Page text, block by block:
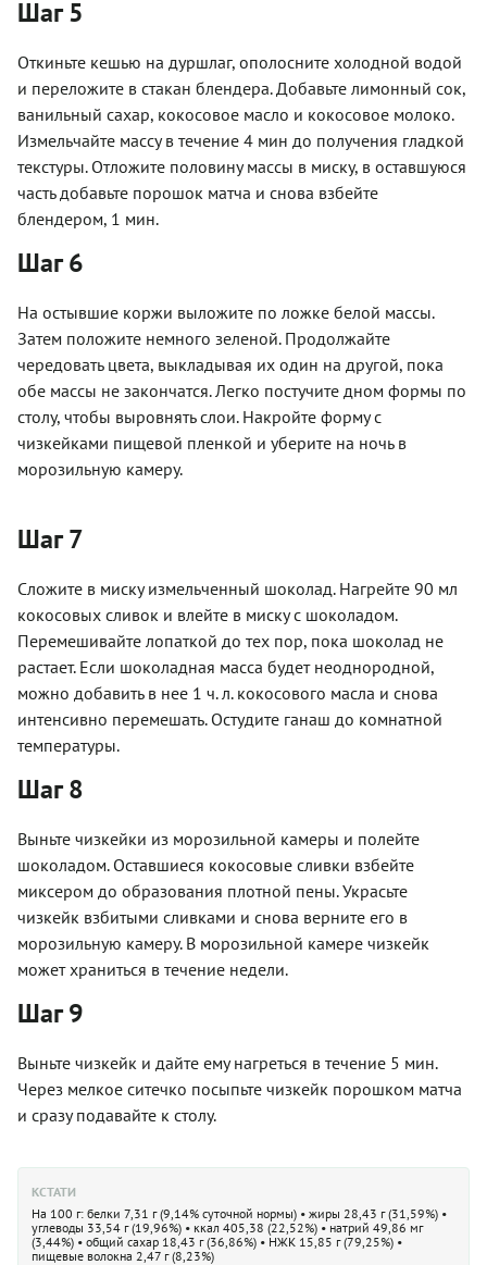
Шаг 5
Откиньте кешью на дуршлаг, ополосните холодной водой
и переложите в стакан блендера. Добавьте лимонный сок,
ванильный сахар, кокосовое масло и кокосовое молоко.
Измельчайте массу в течение 4 мин до получения гладкой
текстуры. Отложите половину массы в миску, в оставшуюся
часть добавьте порошок матча и снова взбейте
блендером, 1 мин.
Шаг 6
На остывшие коржи выложите по ложке белой массы.
Затем положите немного зеленой. Продолжайте
чередовать цвета, выкладывая их один на другой, пока
обе массы не закончатся. Легко постучите дном формы по
столу, чтобы выровнять слои. Накройте форму с
чизкейками пищевой пленкой и уберите на ночь в
морозильную камеру.
Шаг 7
Сложите в миску измельченный шоколад. Нагрейте 90 мл
кокосовых сливок и влейте в миску с шоколадом.
Перемешивайте лопаткой до тех пор, пока шоколад не
растает. Если шоколадная масса будет неоднородной,
можно добавить в нее 1 ч. л. кокосового масла и снова
интенсивно перемешать. Остудите ганаш до комнатной
температуры.
Шаг 8
Выньте чизкейки из морозильной камеры и полейте
шоколадом. Оставшиеся кокосовые сливки взбейте
миксером до образования плотной пены. Украсьте
чизкейк взбитыми сливками и снова верните его в
морозильную камеру. В морозильной камере чизкейк
может храниться в течение недели.
Шаг 9
Выньте чизкейк и дайте ему нагреться в течение 5 мин.
Через мелкое ситечко посыпьте чизкейк порошком матча
и сразу подавайте к столу.
КСТАТИ
На 100 г: белки 7,31 г (9,14% суточной нормы) • жиры 28,43 г (31,59%) •
углеводы 33,54 г (19,96%) • ккал 405,38 (22,52%) • натрий 49,86 мг
(3,44%) • общий сахар 18,43 г (36,86%) • НЖК 15,85 г (79,25%) •
пищевые волокна 2,47 г (8,23%)